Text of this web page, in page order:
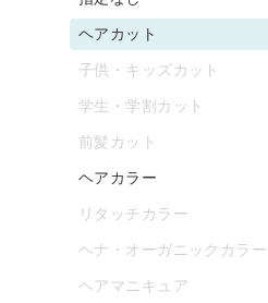
ヘアカット
子供・キッズカット
学生・学割カット
前髪カット
ヘアカラー
リタッチカラー
ヘナ・オーガニックカラー
ヘアマニキュア